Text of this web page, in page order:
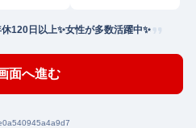
120日以上✨女性が多数活躍中✨
面へ進む